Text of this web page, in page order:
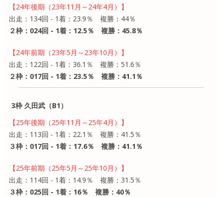
【24年後期（23年11月～24年4月）】
出走：134回 - 1着：23.9％ 複勝：44％
２枠：024回 - 1着：12.5％ 複勝：45.8％
【24年前期（23年5月～23年10月）】
出走：122回 - 1着：36.1％ 複勝：51.6％
２枠：017回 - 1着：23.5％ 複勝：41.1％
3枠 久田武（B1）
【25年後期（25年11月～25年4月）】
出走：113回 - 1着：22.1％ 複勝：41.5％
３枠：017回 - 1着：17.6％ 複勝：41.1％
【25年前期（25年5月～25年10月）】
出走：114回 - 1着：14.9％ 複勝：31.5％
３枠：025回 - 1着：16％ 複勝：40％